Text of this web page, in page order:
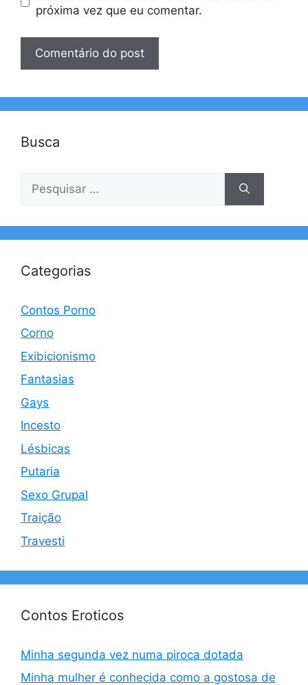
próxima vez que eu comentar.
Busca
por:
Categorias
Contos Porno
Corno
Exibicionismo
Fantasias
Gays
Incesto
Lésbicas
Putaria
Sexo Grupal
Traição
Travesti
Contos Eroticos
Minha segunda vez numa piroca dotada
Minha mulher é conhecida como a gostosa de